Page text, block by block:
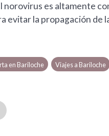
norovirus es altamente
evitar la propagación de
en Bariloche Viajes a Bariloche